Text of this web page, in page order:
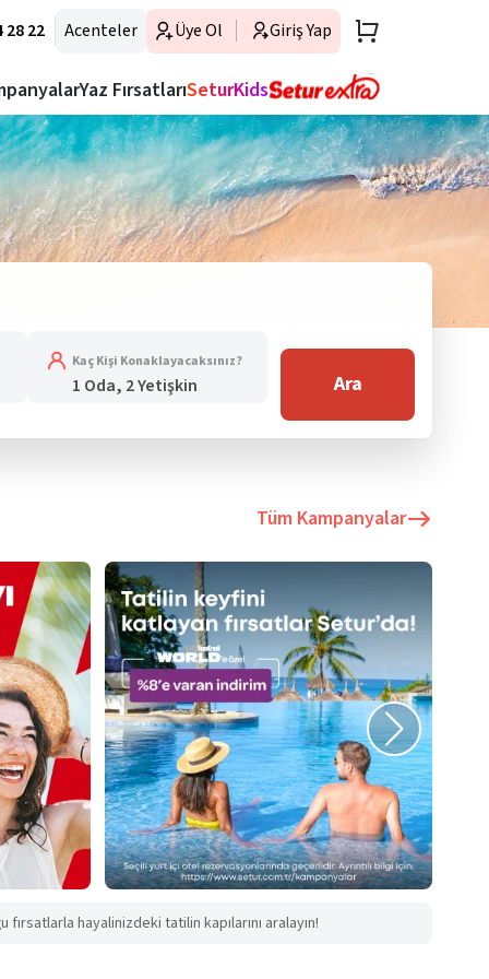
28 22 Acenteler Üye Ol Giriş Yap
Yaz FırsatlarıSeturKids
Kaç Kişi Konaklayacaksınız?
1 Oda, 2 Yetişkin Ara
Tüm Kampanyalar
hayalinizdeki tatilin kapılarını aralayın!